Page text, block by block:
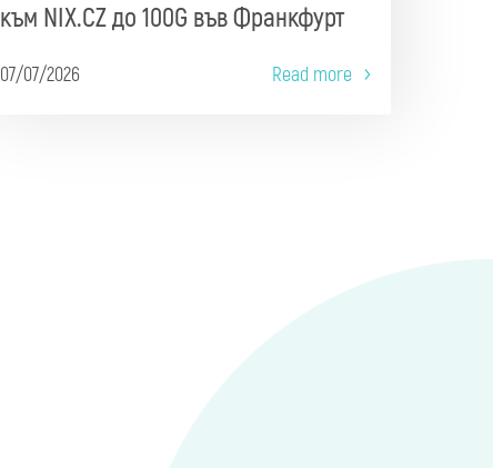
към NIX.CZ до 100G във Франкфурт
07/07/2026 Read more